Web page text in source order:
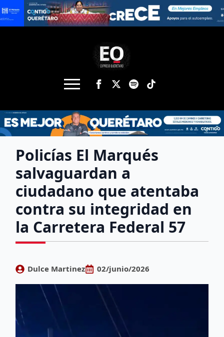
Policías El Marqués
salvaguardan a
ciudadano que atentaba
contra su integridad en
la Carretera Federal 57
Dulce Martinez 02/junio/2026